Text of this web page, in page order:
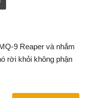
9 Reaper và nhắm
rời khỏi không phận